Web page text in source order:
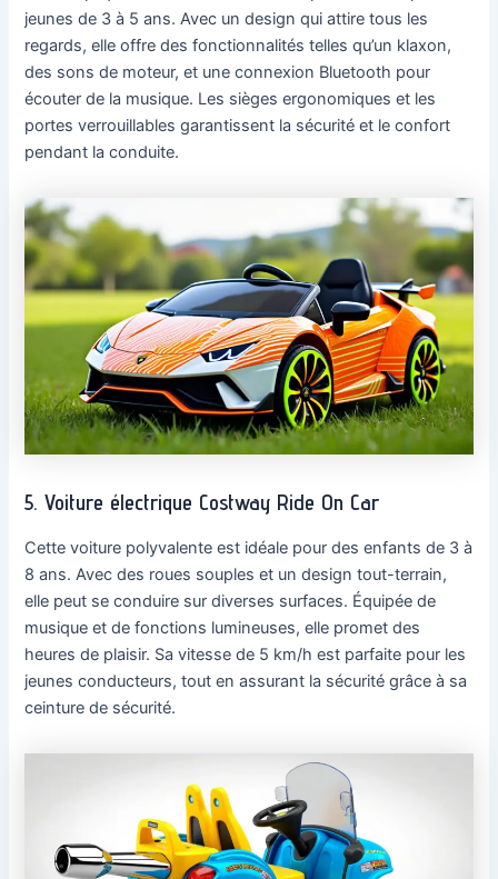
jeunes de 3 à 5 ans. Avec un design qui attire tous les
regards, elle offre des fonctionnalités telles qu’un klaxon,
des sons de moteur, et une connexion Bluetooth pour
écouter de la musique. Les sièges ergonomiques et les
portes verrouillables garantissent la sécurité et le confort
pendant la conduite.
5. Voiture électrique Costway Ride On Car
Cette voiture polyvalente est idéale pour des enfants de 3 à
8 ans. Avec des roues souples et un design tout-terrain,
elle peut se conduire sur diverses surfaces. Équipée de
musique et de fonctions lumineuses, elle promet des
heures de plaisir. Sa vitesse de 5 km/h est parfaite pour les
jeunes conducteurs, tout en assurant la sécurité grâce à sa
ceinture de sécurité.